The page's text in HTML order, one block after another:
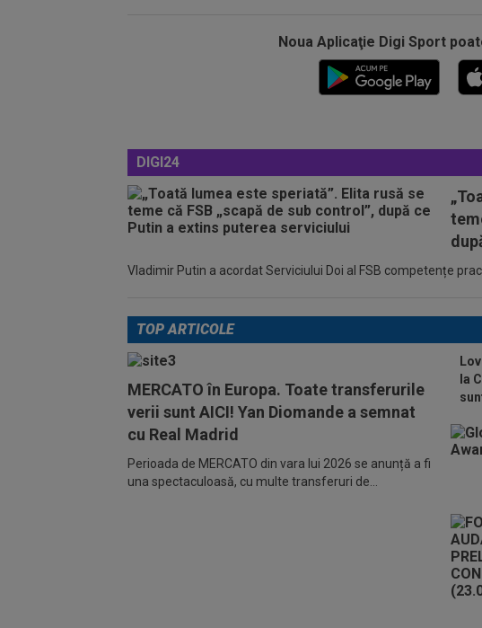
Noua Aplicaţie Digi Sport
DIGI24
Vladimir Putin a acordat Serviciului Doi al FSB competențe
TOP ARTICOLE
MERCATO în Europa. Toate transferurile
verii sunt AICI! Yan Diomande a semnat
cu Real Madrid
Perioada de MERCATO din vara lui 2026 se anunță a fi
una spectaculoasă, cu multe transferuri de...
la